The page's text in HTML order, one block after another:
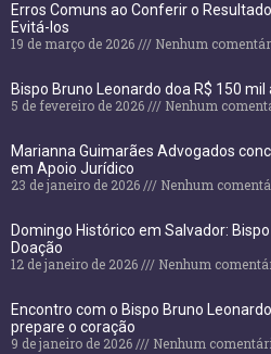
Erros Comuns ao Conferir o
Evitá-los
19 de março de 2026
Nenhum
Bispo Bruno Leonardo doa R$ 150
5 de fevereiro de 2026
Nenhum
Marianna Guimarães Advogados
em Apoio Jurídico
23 de janeiro de 2026
Nenhum
Domingo Histórico em Salvador:
Doação
12 de janeiro de 2026
Nenhum
Encontro com o Bispo Bruno
prepare o coração
9 de janeiro de 2026
Nenhum